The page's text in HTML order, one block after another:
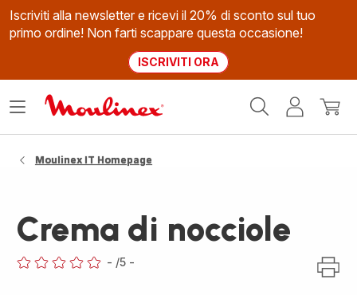
Iscriviti alla newsletter e ricevi il 20% di sconto sul tuo
primo ordine! Non farti scappare questa occasione!
ISCRIVITI ORA
Il
Apri
Moulinex IT Homepage
Crema di nocciole
- /5 -